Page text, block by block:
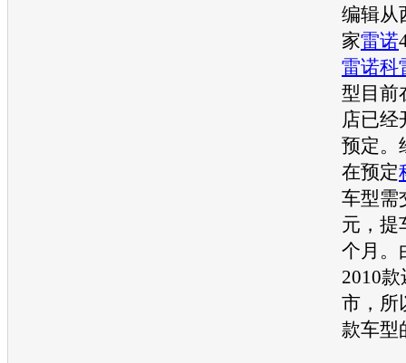
编辑从
家雷诺
雷诺科
型目前
店已经
预定。
在预定
车型需
元，提
个月。
2010
市，所
款车型